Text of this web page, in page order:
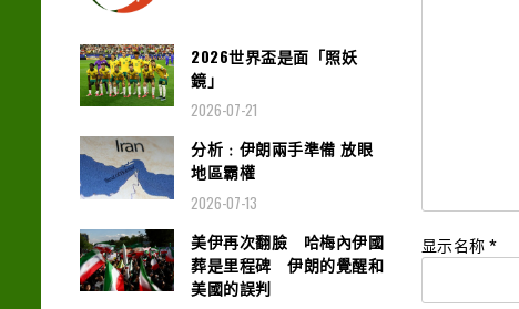
显示名称 *
2026世界盃是面「照妖
鏡」
2026-07-21
分析﹕伊朗兩手準備 放眼
地區霸權
2026-07-13
美伊再次翻臉 哈梅內伊國
葬是里程碑 伊朗的覺醒和
美國的誤判